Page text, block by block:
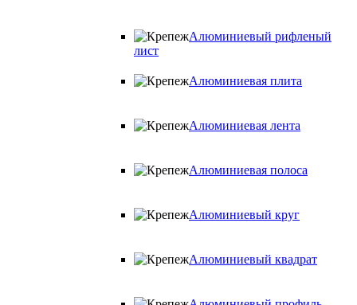
Алюминиевый рифленый
лист
Алюминиевая плита
Алюминиевая лента
Алюминиевая полоса
Алюминиевый круг
Алюминиевый квадрат